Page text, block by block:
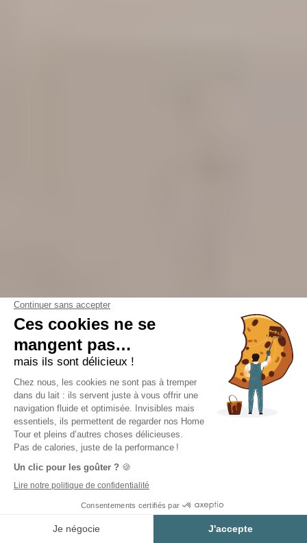
Estimer mon projet